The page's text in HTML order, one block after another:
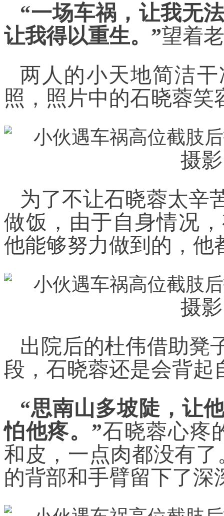
“一场车祸，让我无
让我得以重生。”望着
两人的小天地简洁
照，照片中的石晓蓉笑
摄
为了不让石晓蓉太辛
做饭，由于自身情况
他能够努力做到的，他
摄
出院后的杜伟借助凳
段，石晓蓉还是会背起
“思南山多坡陡，让
怕他疼。”石晓蓉心疼
和皮，一点肉都没有
的背部和手臂留下了深